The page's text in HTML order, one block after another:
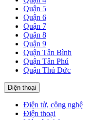
Quận 5
Quận 6
Quận 7
Quận 8
Quận 9
Quận Tân Bình
Quận Tân Phú
Quận Thủ Đức
Điện thoại
Điện tử, công nghệ
Điện thoại